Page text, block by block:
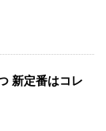
新定番はコレ